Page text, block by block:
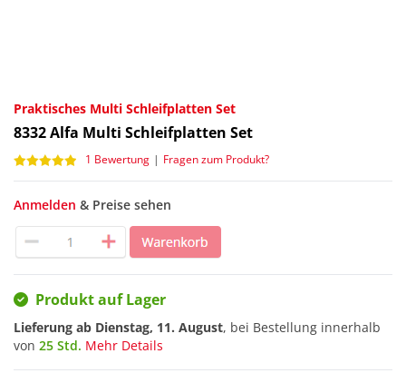
Praktisches Multi Schleifplatten Set
8332Alfa Multi Schleifplatten Set
1 Bewertung | Fragen zum Produkt?
Anmelden & Preise sehen
Produkt auf Lager
Lieferung ab Dienstag, 11. August, bei Bestellung innerhalb
von 25 Std. Mehr Details